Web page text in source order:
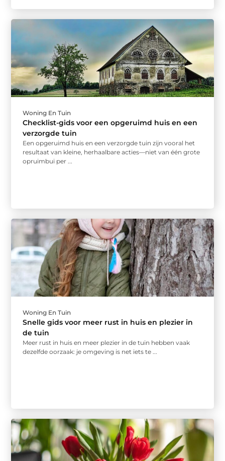
Woning En Tuin
Checklist-gids voor een opgeruimd huis en een
verzorgde tuin
Een opgeruimd huis en een verzorgde tuin zijn vooral het
resultaat van kleine, herhaalbare acties—niet van één grote
opruimbui per ...
Woning En Tuin
Snelle gids voor meer rust in huis en plezier in
de tuin
Meer rust in huis en meer plezier in de tuin hebben vaak
dezelfde oorzaak: je omgeving is net iets te ...